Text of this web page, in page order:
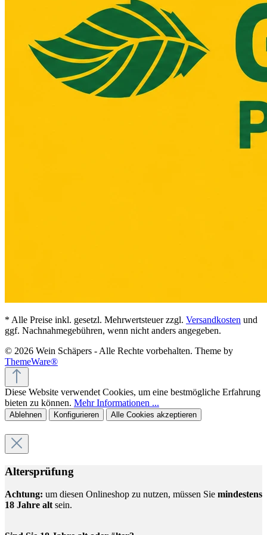
* Alle Preise inkl. gesetzl. Mehrwertsteuer zzgl. Versandkosten und
ggf. Nachnahmegebühren, wenn nicht anders angegeben.
© 2026 Wein Schäpers - Alle Rechte vorbehalten. Theme by
ThemeWare®
Diese Website verwendet Cookies, um eine bestmögliche Erfahrung
bieten zu können. Mehr Informationen ...
Ablehnen Konfigurieren Alle Cookies akzeptieren
Altersprüfung
Achtung: um diesen Onlineshop zu nutzen, müssen Sie mindestens
18 Jahre alt sein.